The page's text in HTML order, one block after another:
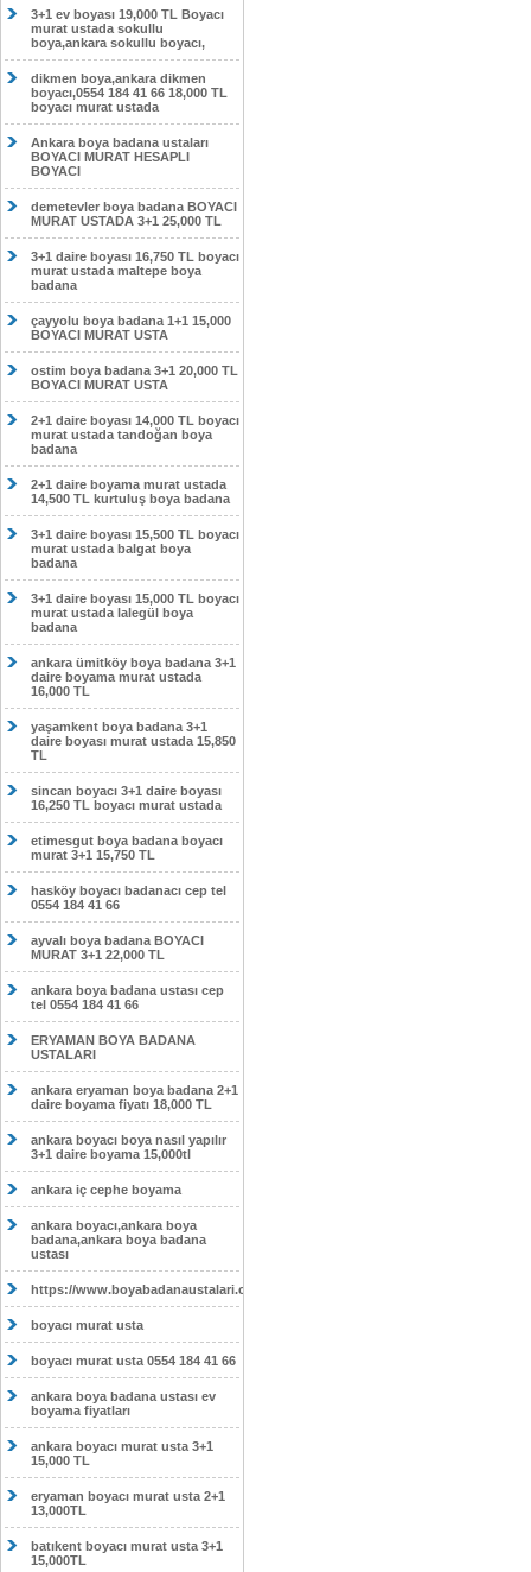
3+1 ev boyası 19,000 TL Boyacı
murat ustada sokullu
boya,ankara sokullu boyacı,
dikmen boya,ankara dikmen
boyacı,0554 184 41 66 18,000 TL
boyacı murat ustada
Ankara boya badana ustaları
BOYACI MURAT HESAPLI
BOYACI
demetevler boya badana BOYACI
MURAT USTADA 3+1 25,000 TL
3+1 daire boyası 16,750 TL boyacı
murat ustada maltepe boya
badana
çayyolu boya badana 1+1 15,000
BOYACI MURAT USTA
ostim boya badana 3+1 20,000 TL
BOYACI MURAT USTA
2+1 daire boyası 14,000 TL boyacı
murat ustada tandoğan boya
badana
2+1 daire boyama murat ustada
14,500 TL kurtuluş boya badana
3+1 daire boyası 15,500 TL boyacı
murat ustada balgat boya
badana
3+1 daire boyası 15,000 TL boyacı
murat ustada lalegül boya
badana
ankara ümitköy boya badana 3+1
daire boyama murat ustada
16,000 TL
yaşamkent boya badana 3+1
daire boyası murat ustada 15,850
TL
sincan boyacı 3+1 daire boyası
16,250 TL boyacı murat ustada
etimesgut boya badana boyacı
murat 3+1 15,750 TL
hasköy boyacı badanacı cep tel
0554 184 41 66
ayvalı boya badana BOYACI
MURAT 3+1 22,000 TL
ankara boya badana ustası cep
tel 0554 184 41 66
ERYAMAN BOYA BADANA
USTALARI
ankara eryaman boya badana 2+1
daire boyama fiyatı 18,000 TL
ankara boyacı boya nasıl yapılır
3+1 daire boyama 15,000tl
ankara iç cephe boyama
ankara boyacı,ankara boya
badana,ankara boya badana
ustası
https://www.boyabadanaustalari.com/
boyacı murat usta
boyacı murat usta 0554 184 41 66
ankara boya badana ustası ev
boyama fiyatları
ankara boyacı murat usta 3+1
15,000 TL
eryaman boyacı murat usta 2+1
13,000TL
batıkent boyacı murat usta 3+1
15,000TL